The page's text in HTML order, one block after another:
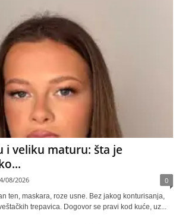
i veliku maturu: šta je
08/2026 0
ten, maskara, roze usne. Bez jakog konturisanja,
trepavica. Dogovor se pravi kod kuće, uz...